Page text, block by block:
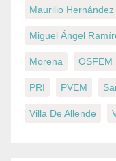
Maurilio Hernández
Miguel Ángel
Morena OSFEM
PRI PVEM
Villa De Allende